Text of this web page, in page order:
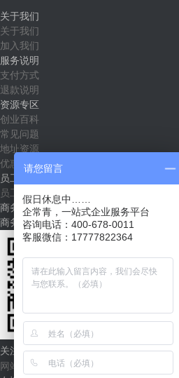
关于我们
关于我们
加入我们
服务说明
支付方式
退款说明
资源专区
创业百科
常见问题
地址资源
优惠套餐
员工社区
员工入口
商务合作
商务合作（shichang@qichangqing.com）
关注企常青
网站地图
根通财税官网
请您留言
假日休息中……
企常青，一站式企业服务平台
咨询电话：400-678-0011
客服微信：17777822364